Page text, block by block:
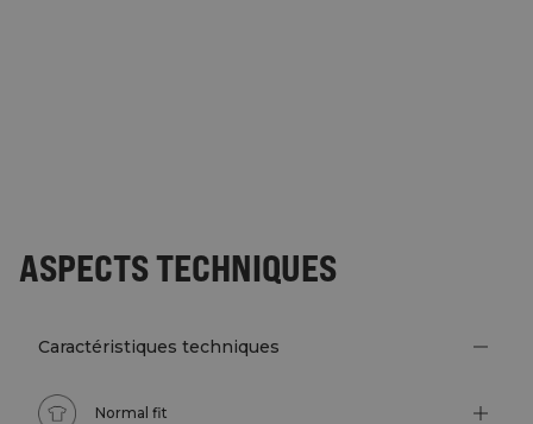
ASPECTS TECHNIQUES
Caractéristiques techniques
Normal fit